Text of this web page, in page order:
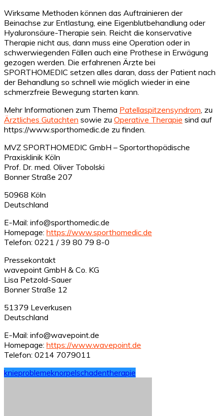
Wirksame Methoden können das Auftrainieren der
Beinachse zur Entlastung, eine Eigenblutbehandlung oder
Hyaluronsäure-Therapie sein. Reicht die konservative
Therapie nicht aus, dann muss eine Operation oder in
schwerwiegenden Fällen auch eine Prothese in Erwägung
gezogen werden. Die erfahrenen Ärzte bei
SPORTHOMEDIC setzen alles daran, dass der Patient nach
der Behandlung so schnell wie möglich wieder in eine
schmerzfreie Bewegung starten kann.
Mehr Informationen zum Thema Patellaspitzensyndrom , zu
Ärztliches Gutachten sowie zu Operative Therapie sind auf
https://www.sporthomedic.de zu finden.
MVZ SPORTHOMEDIC GmbH – Sportorthopädische
Praxisklinik Köln
Prof. Dr. med. Oliver Tobolski
Bonner Straße 207
50968 Köln
Deutschland
E-Mail: info@sporthomedic.de
Homepage: https://www.sporthomedic.de
Telefon: 0221 / 39 80 79 8-0
Pressekontakt
wavepoint GmbH & Co. KG
Lisa Petzold-Sauer
Bonner Straße 12
51379 Leverkusen
Deutschland
E-Mail: info@wavepoint.de
Homepage: https://www.wavepoint.de
Telefon: 0214 7079011
knieproblemeknorpelschadentherapie